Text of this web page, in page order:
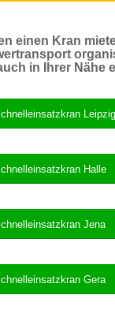
einen Kran
in Ihrer Nähe
Leipzig
Halle
Jena
Gera